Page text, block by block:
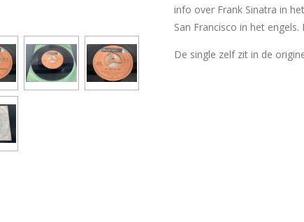
info over Frank Sinatra in
San Francisco in het
De single zelf zit in de